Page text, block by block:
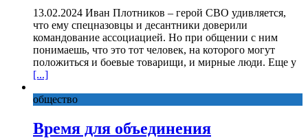
13.02.2024 Иван Плотников – герой СВО удивляется,
что ему спецназовцы и десантники доверили
командование ассоциацией. Но при общении с ним
понимаешь, что это тот человек, на которого могут
положиться и боевые товарищи, и мирные люди. Еще у
[...]
общество
Время для объединения